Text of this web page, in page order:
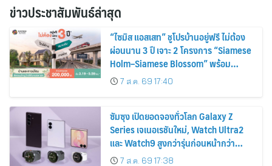
ข่าวประชาสัมพันธ์ล่าสุด
“ไซมิส แอสเสท” ชูโปรบ้านอยู่ฟรี ไม่ต้อง
ผ่อนนาน 3 ปี เจาะ 2 โครงการ “Siamese
Holm–Siamese Blossom” พร้อม
ส่วนลดและสิทธิพิเศษถึง 31 สิงหาคม
2569
7 ส.ค. 69 17:40
ซัมซุง เปิดยอดจองทั่วโลก Galaxy Z
Series เจเนอเรชันใหม่, Watch Ultra2
และ Watch9 สูงกว่ารุ่นก่อนหน้ากว่า
30%7 ส.ค. 69 17:38